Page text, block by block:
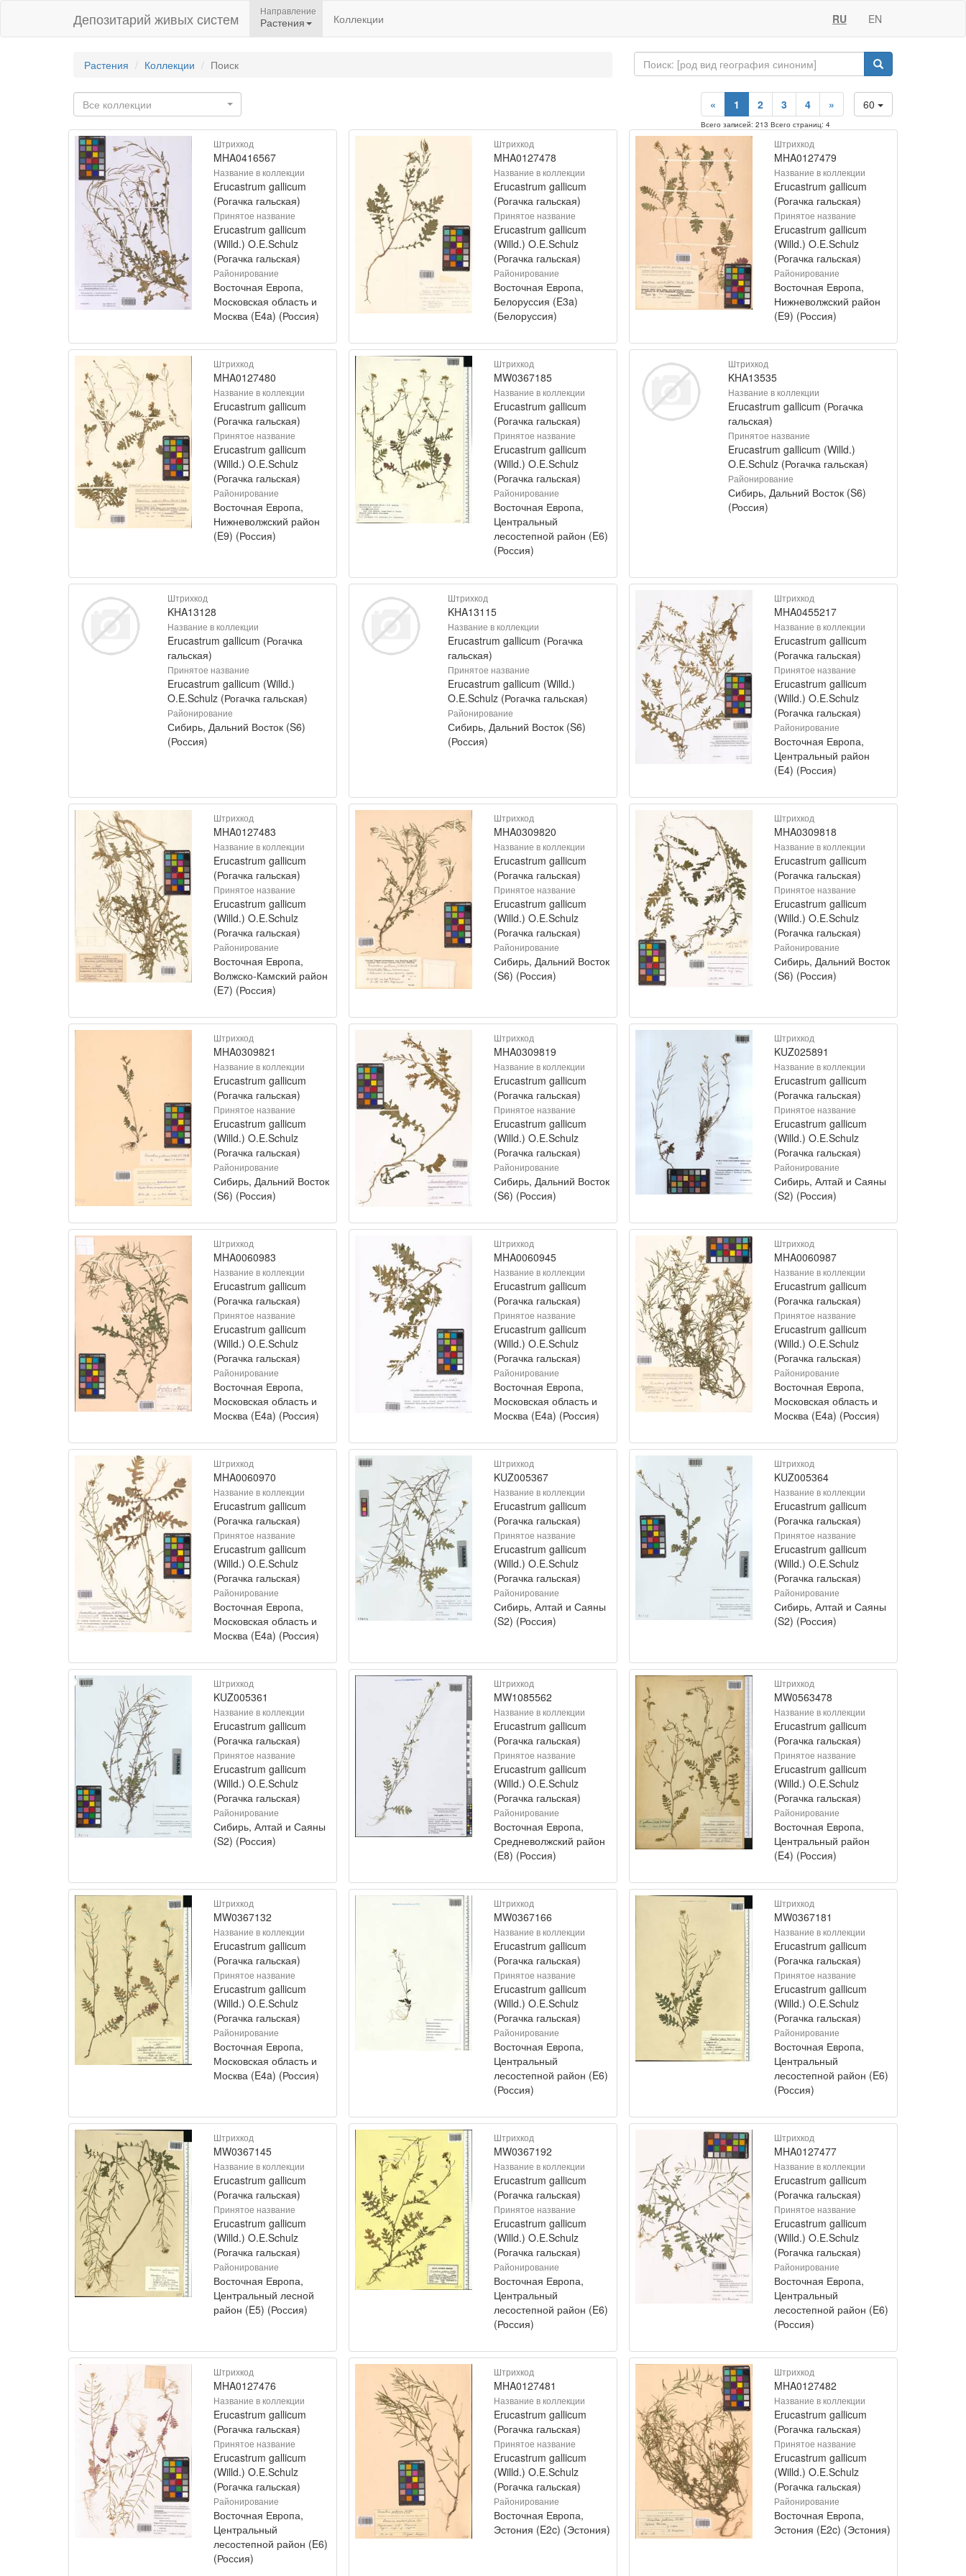
Депозитарий живых систем Направление
Растения Коллекции RU EN
Растения Коллекции Поиск
Все коллекции 60
« 1 2 3 4 »
Всего записей: 213 Всего страниц: 4
Штрихкод
MHA0416567
Название в коллекции
Erucastrum gallicum
(Рогачка гальская)
Принятое название
Erucastrum gallicum
(Willd.) O.E.Schulz
(Рогачка гальская)
Районирование
Восточная Европа,
Московская область и
Москва (E4a) (Россия)
Штрихкод
MHA0127478
Название в коллекции
Erucastrum gallicum
(Рогачка гальская)
Принятое название
Erucastrum gallicum
(Willd.) O.E.Schulz
(Рогачка гальская)
Районирование
Восточная Европа,
Белоруссия (E3a)
(Белоруссия)
Штрихкод
MHA0127479
Название в коллекции
Erucastrum gallicum
(Рогачка гальская)
Принятое название
Erucastrum gallicum
(Willd.) O.E.Schulz
(Рогачка гальская)
Районирование
Восточная Европа,
Нижневолжский район
(E9) (Россия)
Штрихкод
MHA0127480
Название в коллекции
Erucastrum gallicum
(Рогачка гальская)
Принятое название
Erucastrum gallicum
(Willd.) O.E.Schulz
(Рогачка гальская)
Районирование
Восточная Европа,
Нижневолжский район
(E9) (Россия)
Штрихкод
MW0367185
Название в коллекции
Erucastrum gallicum
(Рогачка гальская)
Принятое название
Erucastrum gallicum
(Willd.) O.E.Schulz
(Рогачка гальская)
Районирование
Восточная Европа,
Центральный
лесостепной район (E6)
(Россия)
Штрихкод
KHA13535
Название в коллекции
Erucastrum gallicum (Рогачка
гальская)
Принятое название
Erucastrum gallicum (Willd.)
O.E.Schulz (Рогачка гальская)
Районирование
Сибирь, Дальний Восток (S6)
(Россия)
Штрихкод
KHA13128
Название в коллекции
Erucastrum gallicum (Рогачка
гальская)
Принятое название
Erucastrum gallicum (Willd.)
O.E.Schulz (Рогачка гальская)
Районирование
Сибирь, Дальний Восток (S6)
(Россия)
Штрихкод
KHA13115
Название в коллекции
Erucastrum gallicum (Рогачка
гальская)
Принятое название
Erucastrum gallicum (Willd.)
O.E.Schulz (Рогачка гальская)
Районирование
Сибирь, Дальний Восток (S6)
(Россия)
Штрихкод
MHA0455217
Название в коллекции
Erucastrum gallicum
(Рогачка гальская)
Принятое название
Erucastrum gallicum
(Willd.) O.E.Schulz
(Рогачка гальская)
Районирование
Восточная Европа,
Центральный район
(E4) (Россия)
Штрихкод
MHA0127483
Название в коллекции
Erucastrum gallicum
(Рогачка гальская)
Принятое название
Erucastrum gallicum
(Willd.) O.E.Schulz
(Рогачка гальская)
Районирование
Восточная Европа,
Волжско-Камский район
(E7) (Россия)
Штрихкод
MHA0309820
Название в коллекции
Erucastrum gallicum
(Рогачка гальская)
Принятое название
Erucastrum gallicum
(Willd.) O.E.Schulz
(Рогачка гальская)
Районирование
Сибирь, Дальний Восток
(S6) (Россия)
Штрихкод
MHA0309818
Название в коллекции
Erucastrum gallicum
(Рогачка гальская)
Принятое название
Erucastrum gallicum
(Willd.) O.E.Schulz
(Рогачка гальская)
Районирование
Сибирь, Дальний Восток
(S6) (Россия)
Штрихкод
MHA0309821
Название в коллекции
Erucastrum gallicum
(Рогачка гальская)
Принятое название
Erucastrum gallicum
(Willd.) O.E.Schulz
(Рогачка гальская)
Районирование
Сибирь, Дальний Восток
(S6) (Россия)
Штрихкод
MHA0309819
Название в коллекции
Erucastrum gallicum
(Рогачка гальская)
Принятое название
Erucastrum gallicum
(Willd.) O.E.Schulz
(Рогачка гальская)
Районирование
Сибирь, Дальний Восток
(S6) (Россия)
Штрихкод
KUZ025891
Название в коллекции
Erucastrum gallicum
(Рогачка гальская)
Принятое название
Erucastrum gallicum
(Willd.) O.E.Schulz
(Рогачка гальская)
Районирование
Сибирь, Алтай и Саяны
(S2) (Россия)
Штрихкод
MHA0060983
Название в коллекции
Erucastrum gallicum
(Рогачка гальская)
Принятое название
Erucastrum gallicum
(Willd.) O.E.Schulz
(Рогачка гальская)
Районирование
Восточная Европа,
Московская область и
Москва (E4a) (Россия)
Штрихкод
MHA0060945
Название в коллекции
Erucastrum gallicum
(Рогачка гальская)
Принятое название
Erucastrum gallicum
(Willd.) O.E.Schulz
(Рогачка гальская)
Районирование
Восточная Европа,
Московская область и
Москва (E4a) (Россия)
Штрихкод
MHA0060987
Название в коллекции
Erucastrum gallicum
(Рогачка гальская)
Принятое название
Erucastrum gallicum
(Willd.) O.E.Schulz
(Рогачка гальская)
Районирование
Восточная Европа,
Московская область и
Москва (E4a) (Россия)
Штрихкод
MHA0060970
Название в коллекции
Erucastrum gallicum
(Рогачка гальская)
Принятое название
Erucastrum gallicum
(Willd.) O.E.Schulz
(Рогачка гальская)
Районирование
Восточная Европа,
Московская область и
Москва (E4a) (Россия)
Штрихкод
KUZ005367
Название в коллекции
Erucastrum gallicum
(Рогачка гальская)
Принятое название
Erucastrum gallicum
(Willd.) O.E.Schulz
(Рогачка гальская)
Районирование
Сибирь, Алтай и Саяны
(S2) (Россия)
Штрихкод
KUZ005364
Название в коллекции
Erucastrum gallicum
(Рогачка гальская)
Принятое название
Erucastrum gallicum
(Willd.) O.E.Schulz
(Рогачка гальская)
Районирование
Сибирь, Алтай и Саяны
(S2) (Россия)
Штрихкод
KUZ005361
Название в коллекции
Erucastrum gallicum
(Рогачка гальская)
Принятое название
Erucastrum gallicum
(Willd.) O.E.Schulz
(Рогачка гальская)
Районирование
Сибирь, Алтай и Саяны
(S2) (Россия)
Штрихкод
MW1085562
Название в коллекции
Erucastrum gallicum
(Рогачка гальская)
Принятое название
Erucastrum gallicum
(Willd.) O.E.Schulz
(Рогачка гальская)
Районирование
Восточная Европа,
Средневолжский район
(E8) (Россия)
Штрихкод
MW0563478
Название в коллекции
Erucastrum gallicum
(Рогачка гальская)
Принятое название
Erucastrum gallicum
(Willd.) O.E.Schulz
(Рогачка гальская)
Районирование
Восточная Европа,
Центральный район
(E4) (Россия)
Штрихкод
MW0367132
Название в коллекции
Erucastrum gallicum
(Рогачка гальская)
Принятое название
Erucastrum gallicum
(Willd.) O.E.Schulz
(Рогачка гальская)
Районирование
Восточная Европа,
Московская область и
Москва (E4a) (Россия)
Штрихкод
MW0367166
Название в коллекции
Erucastrum gallicum
(Рогачка гальская)
Принятое название
Erucastrum gallicum
(Willd.) O.E.Schulz
(Рогачка гальская)
Районирование
Восточная Европа,
Центральный
лесостепной район (E6)
(Россия)
Штрихкод
MW0367181
Название в коллекции
Erucastrum gallicum
(Рогачка гальская)
Принятое название
Erucastrum gallicum
(Willd.) O.E.Schulz
(Рогачка гальская)
Районирование
Восточная Европа,
Центральный
лесостепной район (E6)
(Россия)
Штрихкод
MW0367145
Название в коллекции
Erucastrum gallicum
(Рогачка гальская)
Принятое название
Erucastrum gallicum
(Willd.) O.E.Schulz
(Рогачка гальская)
Районирование
Восточная Европа,
Центральный лесной
район (E5) (Россия)
Штрихкод
MW0367192
Название в коллекции
Erucastrum gallicum
(Рогачка гальская)
Принятое название
Erucastrum gallicum
(Willd.) O.E.Schulz
(Рогачка гальская)
Районирование
Восточная Европа,
Центральный
лесостепной район (E6)
(Россия)
Штрихкод
MHA0127477
Название в коллекции
Erucastrum gallicum
(Рогачка гальская)
Принятое название
Erucastrum gallicum
(Willd.) O.E.Schulz
(Рогачка гальская)
Районирование
Восточная Европа,
Центральный
лесостепной район (E6)
(Россия)
Штрихкод
MHA0127476
Название в коллекции
Erucastrum gallicum
(Рогачка гальская)
Принятое название
Erucastrum gallicum
(Willd.) O.E.Schulz
(Рогачка гальская)
Районирование
Восточная Европа,
Центральный
лесостепной район (E6)
(Россия)
Штрихкод
MHA0127481
Название в коллекции
Erucastrum gallicum
(Рогачка гальская)
Принятое название
Erucastrum gallicum
(Willd.) O.E.Schulz
(Рогачка гальская)
Районирование
Восточная Европа,
Эстония (E2c) (Эстония)
Штрихкод
MHA0127482
Название в коллекции
Erucastrum gallicum
(Рогачка гальская)
Принятое название
Erucastrum gallicum
(Willd.) O.E.Schulz
(Рогачка гальская)
Районирование
Восточная Европа,
Эстония (E2c) (Эстония)